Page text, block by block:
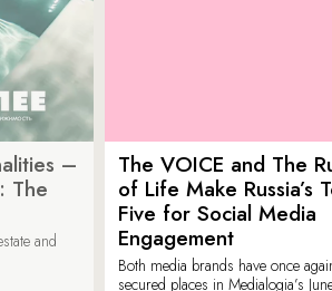
–
The
and
The VOICE and The
of Life Make Russia’s
Five for Social Media
Engagement
Both media brands have once
secured places in Medialogia’s